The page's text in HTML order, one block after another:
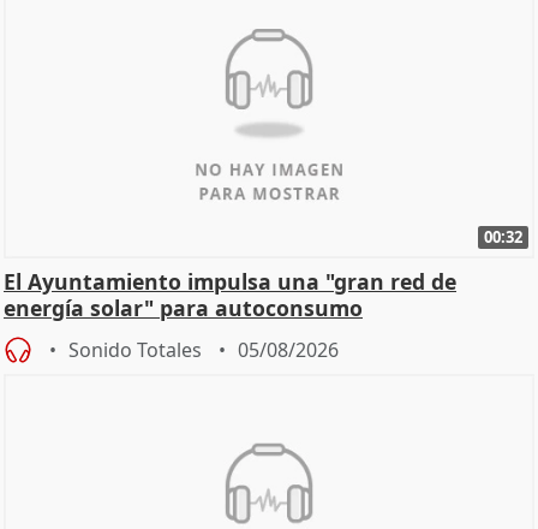
00:32
El Ayuntamiento impulsa una "gran red de
energía solar" para autoconsumo
Sonido Totales 05/08/2026